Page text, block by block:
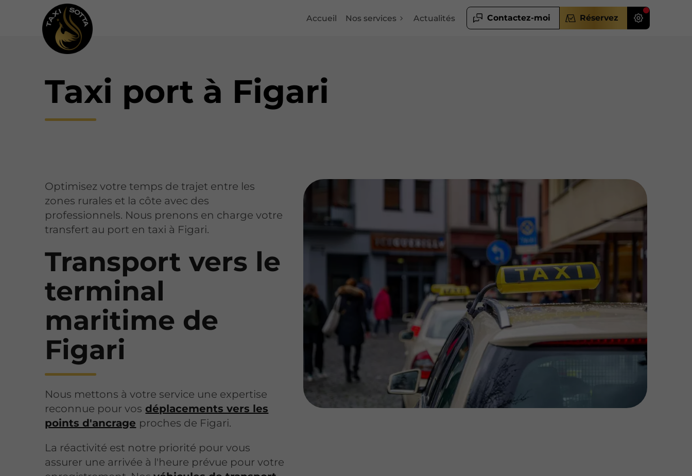
Accueil Nos services Actualités Contactez-moi Réservez
Taxi port à Figari
Optimisez votre temps de trajet entre les
zones rurales et la côte avec des
professionnels. Nous prenons en charge votre
transfert au port en taxi à Figari.
Transport vers le
terminal
maritime de
Figari
Nous mettons à votre service une expertise
reconnue pour vos déplacements vers les
points d'ancrage proches de Figari.
La réactivité est notre priorité pour vous
assurer une arrivée à l'heure prévue pour votre